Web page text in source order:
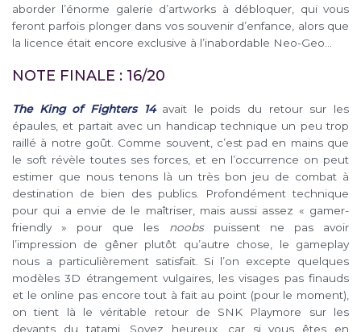
aborder l’énorme galerie d’artworks à débloquer, qui vous
feront parfois plonger dans vos souvenir d’enfance, alors que
la licence était encore exclusive à l’inabordable Neo-Geo…
NOTE FINALE : 16/20
The King of Fighters 14avait le poids du retour sur les
épaules, et partait avec un handicap technique un peu trop
raillé à notre goût. Comme souvent, c’est pad en mains que
le soft révèle toutes ses forces, et en l’occurrence on peut
estimer que nous tenons là un très bon jeu de combat à
destination de bien des publics. Profondément technique
pour qui a envie de le maîtriser, mais aussi assez « gamer-
friendly » pour que les noobspuissent ne pas avoir
l’impression de gêner plutôt qu’autre chose, le gameplay
nous a particulièrement satisfait. Si l’on excepte quelques
modèles 3D étrangement vulgaires, les visages pas finauds
et le online pas encore tout à fait au point (pour le moment),
on tient là le véritable retour de SNK Playmore sur les
devants du tatami. Soyez heureux, car si vous êtes en